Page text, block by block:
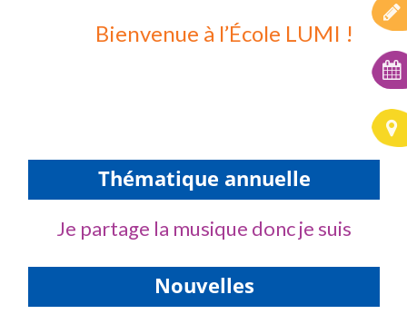
Bienvenue à l’École LUMI !
Thématique annuelle
Je partage la musique donc je suis
Nouvelles